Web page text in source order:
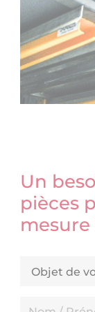
Un
pièces
mesure